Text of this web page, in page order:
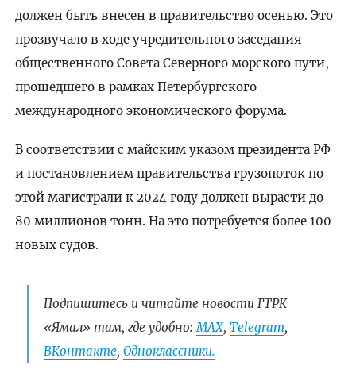
должен быть внесен в правительство осенью. Это
прозвучало в ходе учредительного заседания
общественного Совета Северного морского пути,
прошедшего в рамках Петербургского
международного экономического форума.
В соответствии с майским указом президента РФ
и постановлением правительства грузопоток по
этой магистрали к 2024 году должен вырасти до
80 миллионов тонн. На это потребуется более 100
новых судов.
Подпишитесь и читайте новости ГТРК
«Ямал» там, где удобно:МАХ, Telegram,
ВКонтакте, Одноклассники.